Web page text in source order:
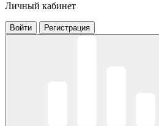
Личный кабинет
Войти Регистрация